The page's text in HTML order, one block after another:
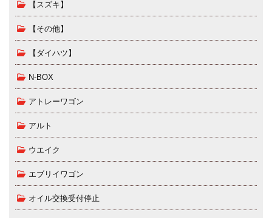
【スズキ】
【その他】
【ダイハツ】
N-BOX
アトレーワゴン
アルト
ウエイク
エブリイワゴン
オイル交換受付停止